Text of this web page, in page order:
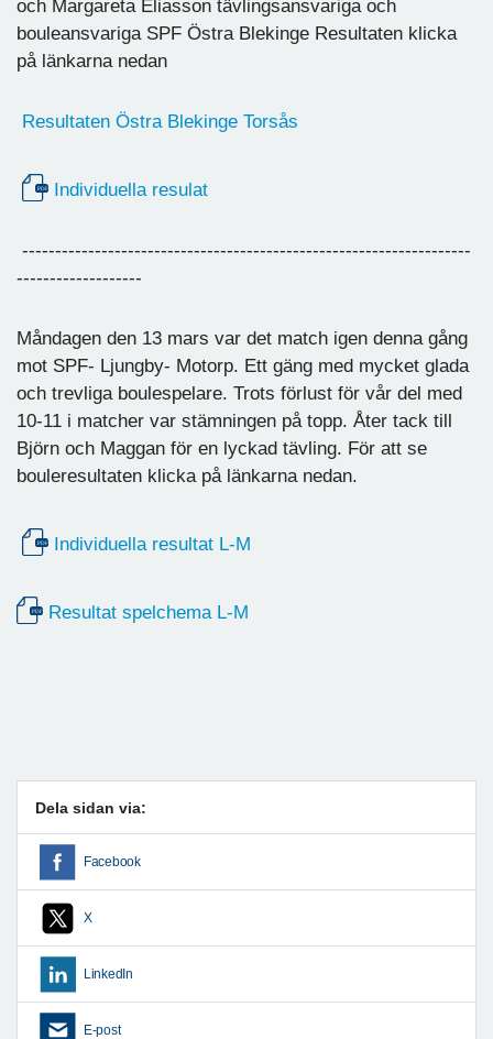
och Margareta Eliasson tävlingsansvariga och
bouleansvariga SPF Östra Blekinge Resultaten klicka
på länkarna nedan
Resultaten Östra Blekinge Torsås
Individuella resulat
--------------------------------------------------------------------
-------------------
Måndagen den 13 mars var det match igen denna gång
mot SPF- Ljungby- Motorp. Ett gäng med mycket glada
och trevliga boulespelare. Trots förlust för vår del med
10-11 i matcher var stämningen på topp. Åter tack till
Björn och Maggan för en lyckad tävling. För att se
bouleresultaten klicka på länkarna nedan.
Individuella resultat L-M
Resultat spelchema L-M
Dela sidan via:
Facebook
X
LinkedIn
E-post